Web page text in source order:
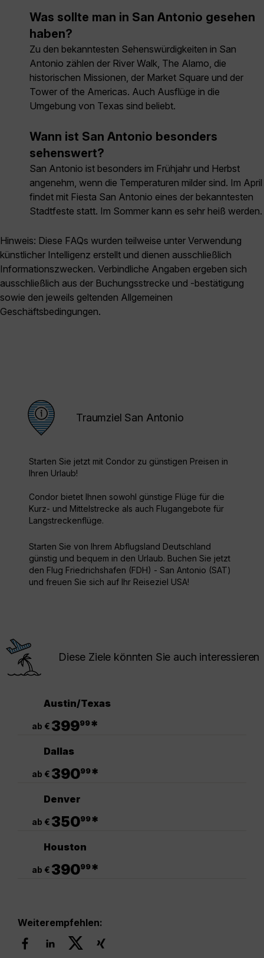
Was sollte man in San Antonio gesehen
haben?
Zu den bekanntesten Sehenswürdigkeiten in San
Antonio zählen der River Walk, The Alamo, die
historischen Missionen, der Market Square und der
Tower of the Americas. Auch Ausflüge in die
Umgebung von Texas sind beliebt.
Wann ist San Antonio besonders
sehenswert?
San Antonio ist besonders im Frühjahr und Herbst
angenehm, wenn die Temperaturen milder sind. Im April
findet mit Fiesta San Antonio eines der bekanntesten
Stadtfeste statt. Im Sommer kann es sehr heiß werden.
Hinweis: Diese FAQs wurden teilweise unter Verwendung
künstlicher Intelligenz erstellt und dienen ausschließlich
Informationszwecken. Verbindliche Angaben ergeben sich
ausschließlich aus der Buchungsstrecke und -bestätigung
sowie den jeweils geltenden Allgemeinen
Geschäftsbedingungen.
Traumziel San Antonio
Starten Sie jetzt mit Condor zu günstigen Preisen in
Ihren Urlaub!
Condor bietet Ihnen sowohl günstige Flüge für die
Kurz- und Mittelstrecke als auch Flugangebote für
Langstreckenflüge.
Starten Sie von Ihrem Abflugsland Deutschland
günstig und bequem in den Urlaub. Buchen Sie jetzt
den Flug Friedrichshafen (FDH) - San Antonio (SAT)
und freuen Sie sich auf Ihr Reiseziel USA!
Diese Ziele könnten Sie auch interessieren
Austin/Texas
ab € 39999*
Dallas
ab € 39099*
Denver
ab € 35099*
Houston
ab € 39099*
Weiterempfehlen: